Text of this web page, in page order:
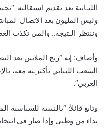
اللبنانية بعد تقديم استقالته:
وليس المليون بعد الاتصال
وننتظر النتيجة.. والمي تكذب
وأضاف: إنه “ربح الملايين بعد
الشعب اللبناني بأكثريته معه،
العربي”.
وتابع قائلاً: “بالنسبة
نداء من وطني وإذا صار في